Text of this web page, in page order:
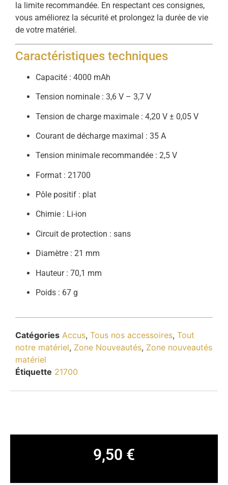
la limite recommandée. En respectant ces consignes,
vous améliorez la sécurité et prolongez la durée de vie
de votre matériel.
Caractéristiques techniques
Capacité : 4000 mAh
Tension nominale : 3,6 V – 3,7 V
Tension de charge maximale : 4,20 V ± 0,05 V
Courant de décharge maximal : 35 A
Tension minimale recommandée : 2,5 V
Format : 21700
Pôle positif : plat
Chimie : Li-ion
Circuit de protection : sans
Diamètre : 21 mm
Hauteur : 70,1 mm
Poids : 67 g
Catégories Accus, Tous nos accessoires, Tout
notre matériel, Zone Nouveautés, Zone nouveautés
matériel
Étiquette 21700
9,50 €